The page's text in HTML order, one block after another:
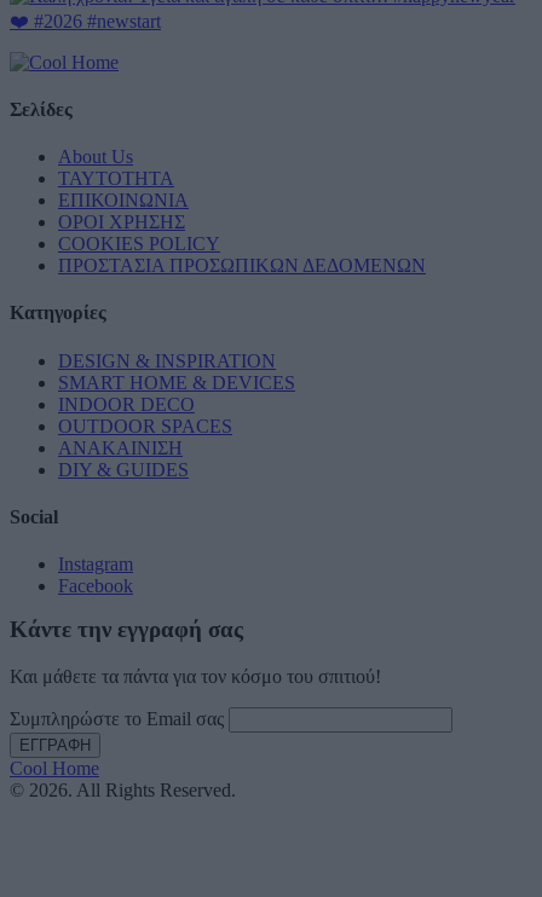
Σελίδες
About Us
ΤΑΥΤΟΤΗΤΑ
ΕΠΙΚΟΙΝΩΝΙΑ
ΟΡΟΙ ΧΡΗΣΗΣ
COOKIES POLICY
ΠΡΟΣΤΑΣΙΑ ΠΡΟΣΩΠΙΚΩΝ ΔΕΔΟΜΕΝΩΝ
Κατηγορίες
DESIGN & INSPIRATION
SMART HOME & DEVICES
INDOOR DECO
OUTDOOR SPACES
ΑΝΑΚΑΙΝΙΣΗ
DIY & GUIDES
Social
Instagram
Facebook
Κάντε την εγγραφή σας
Και μάθετε τα πάντα για τον κόσμο του σπιτιού!
Συμπληρώστε το Email σας
Cool Home
© 2026. All Rights Reserved.